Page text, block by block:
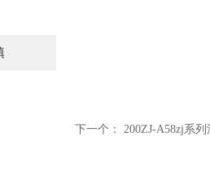
下一个： 200ZJ-A58zj系